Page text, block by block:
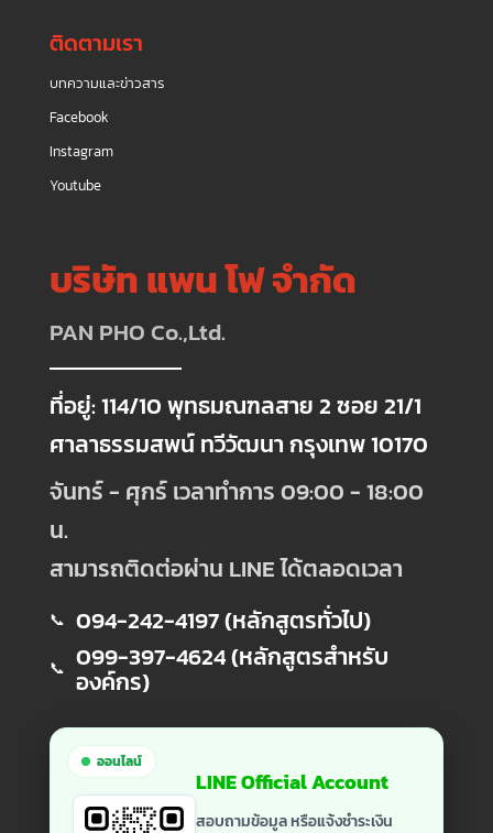
ติดตามเรา
บทความและข่าวสาร
Facebook
Instagram
Youtube
บริษัท แพน โฟ จำกัด
PAN PHO Co.,Ltd.
ที่อยู่: 114/10 พุทธมณฑลสาย 2 ซอย 21/1
ศาลาธรรมสพน์ ทวีวัฒนา กรุงเทพ 10170
จันทร์ - ศุกร์ เวลาทำการ 09:00 - 18:00
น.
สามารถติดต่อผ่าน LINE ได้ตลอดเวลา
📞 094-242-4197 (หลักสูตรทั่วไป)
📞 099-397-4624 (หลักสูตรสำหรับ
องค์กร)
ออนไลน์
LINE Official Account
สอบถามข้อมูล หรือแจ้งชำระเงิน